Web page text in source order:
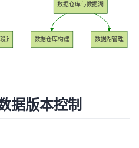
数据仓库与数据湖
计 数据仓库构建 数据湖管理
据版本控制